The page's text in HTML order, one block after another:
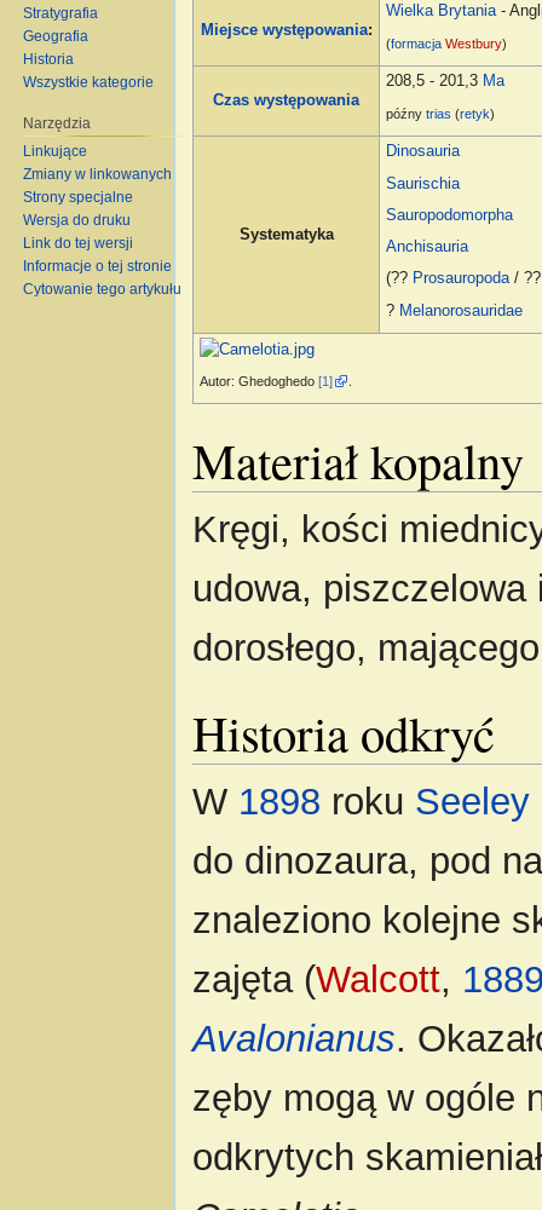
Miejsce występowania:
Wielka Brytania-
(formacja Westbury)
Czas występowania
208,5 - 201,3 Ma
późnytrias (retyk)
Systematyka
Dinosauria
Saurischia
Sauropodomorpha
Anchisauria
(?? Prosauropoda/
? Melanorosauridae
Autor: Ghedoghedo [1]
Materiał kopalny
Kręgi, kości
udowa, piszczelowa
dorosłego,
Historia odkryć
W 1898 roku Seeley
do dinozaura, pod
znaleziono kolejne
zajęta (Walcott,
Avalonianus.
zęby mogą w ogóle
odkrytych
Stratygrafia
Geografia
Historia
Wszystkie kategorie
Narzędzia
Linkujące
Zmiany w linkowanych
Strony specjalne
Wersja do druku
Link do tej wersji
Informacje o tej stronie
Cytowanie tego artykułu